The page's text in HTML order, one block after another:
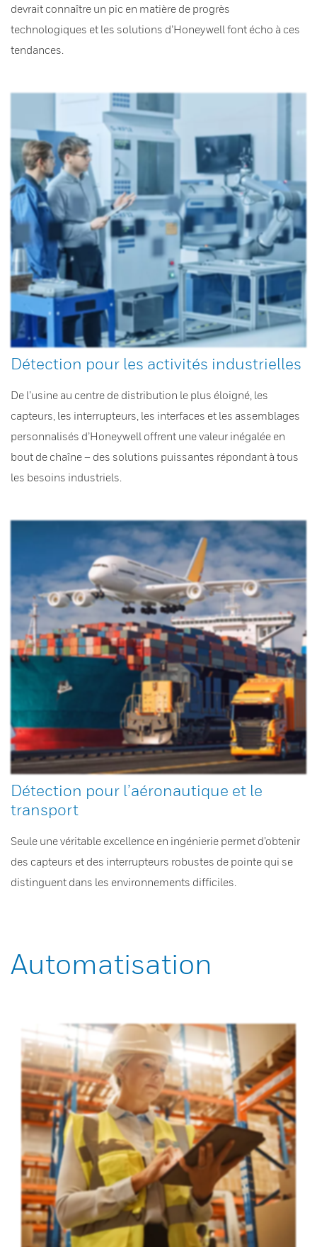
devrait connaître un pic en matière de progrès
technologiques et les solutions d’Honeywell font écho à ces
tendances.
Détection pour les activités industrielles
De l’usine au centre de distribution le plus éloigné, les
capteurs, les interrupteurs, les interfaces et les assemblages
personnalisés d’Honeywell offrent une valeur inégalée en
bout de chaîne – des solutions puissantes répondant à tous
les besoins industriels.
Détection pour l’aéronautique et le
transport
Seule une véritable excellence en ingénierie permet d’obtenir
des capteurs et des interrupteurs robustes de pointe qui se
distinguent dans les environnements difficiles.
Automatisation